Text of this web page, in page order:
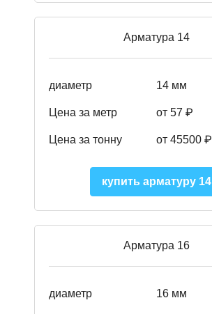
Арматура 14
диаметр 14 мм
Цена за метр от 57 ₽
Цена за тонну от 45500 ₽
купить арматуру 14
Арматура 16
диаметр 16 мм